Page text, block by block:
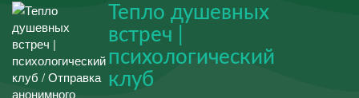
Тепло душевных
встреч |
психологический
клуб